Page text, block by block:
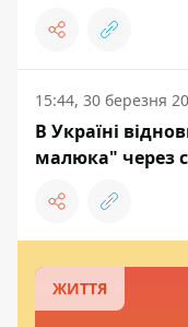
15:44, 30 березня
В Україні
малюка" через
ЖИТТЯ